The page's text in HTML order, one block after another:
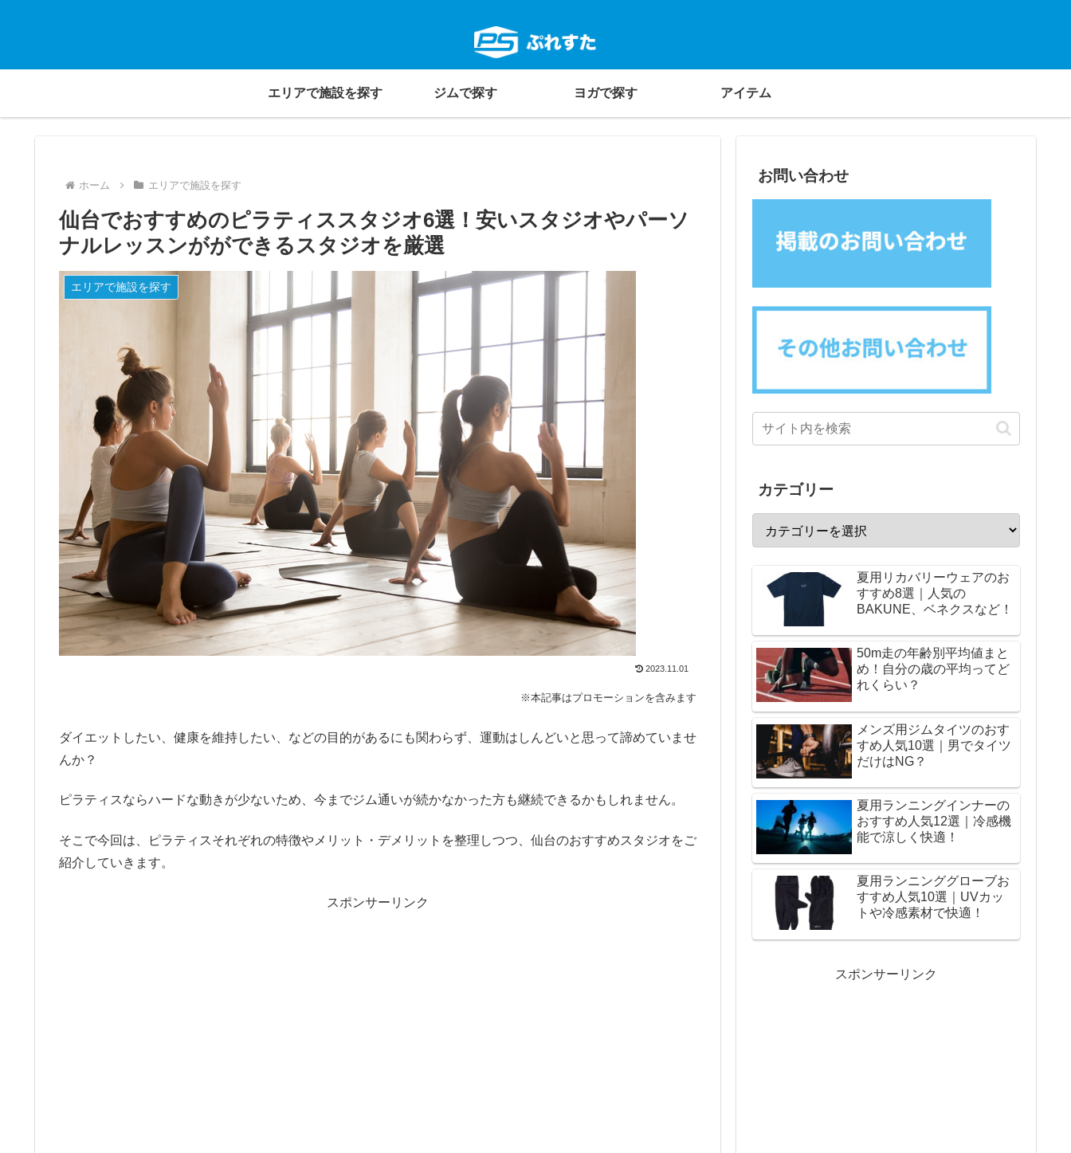
エリアで施設を探す ジムで探す ヨガで探す アイテム
ホーム エリアで施設を探す
仙台でおすすめのピラティススタジオ6選！安いスタジオやパーソ
ナルレッスンがができるスタジオを厳選
エリアで施設を探す
2023.11.01
※本記事はプロモーションを含みます
ダイエットしたい、健康を維持したい、などの目的があるにも関わらず、運動はしんどいと思って諦めていませ
んか？
ピラティスならハードな動きが少ないため、今までジム通いが続かなかった方も継続できるかもしれません。
そこで今回は、ピラティスそれぞれの特徴やメリット・デメリットを整理しつつ、仙台のおすすめスタジオをご
紹介していきます。
スポンサーリンク
お問い合わせ
カテゴリー
夏用リカバリーウェアのお
すすめ8選｜人気の
BAKUNE、ベネクスなど！
50m走の年齢別平均値まと
め！自分の歳の平均ってど
れくらい？
メンズ用ジムタイツのおす
すめ人気10選｜男でタイツ
だけはNG？
夏用ランニングインナーの
おすすめ人気12選｜冷感機
能で涼しく快適！
夏用ランニンググローブお
すすめ人気10選｜UVカッ
トや冷感素材で快適！
スポンサーリンク